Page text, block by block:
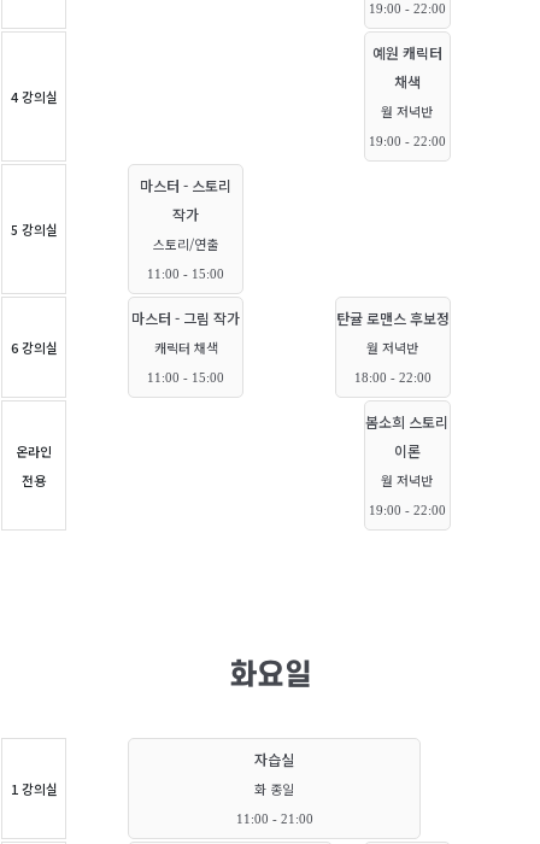
19:00 - 22:00
4 강의실
예원 캐릭터
채색
월 저녁반
19:00 - 22:00
5 강의실
마스터 - 스토리
작가
스토리/연출
11:00 - 15:00
6 강의실
마스터 - 그림 작가
캐릭터 채색
11:00 - 15:00
탄귤 로맨스 후보정
월 저녁반
18:00 - 22:00
온라인
전용
봄소희 스토리
이론
월 저녁반
19:00 - 22:00
화요일
1 강의실
자습실
화 종일
11:00 - 21:00